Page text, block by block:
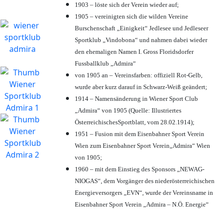
1903 – löste sich der Verein wieder auf;
1905 – vereinigten sich die wilden Vereine
Burschenschaft „Einigkeit“ Jedlesee und Jedleseer
Sportklub „Vindobona“ und nahmen dabei wieder
den ehemaligen Namen I. Gross Floridsdorfer
Fussballklub „Admira“
von 1905 an – Vereinsfarben: offiziell Rot-Gelb,
wurde aber kurz darauf in Schwarz-Weiß geändert;
1914 – Namensänderung in Wiener Sport Club
„Admira“ von 1905 (Quelle: Illustriertes
ÖsterreichischesSportblatt, vom 28.02.1914);
1951 – Fusion mit dem Eisenbahner Sport Verein
Wien zum Eisenbahner Sport Verein„Admira“ Wien
von 1905;
1960 – mit dem Einstieg des Sponsors „NEWAG-
NIOGAS“, dem Vorgänger des niederösterreichischen
Energieversorgers „EVN“, wurde der Vereinsname in
Eisenbahner Sport Verein „Admira – N.Ö. Energie“